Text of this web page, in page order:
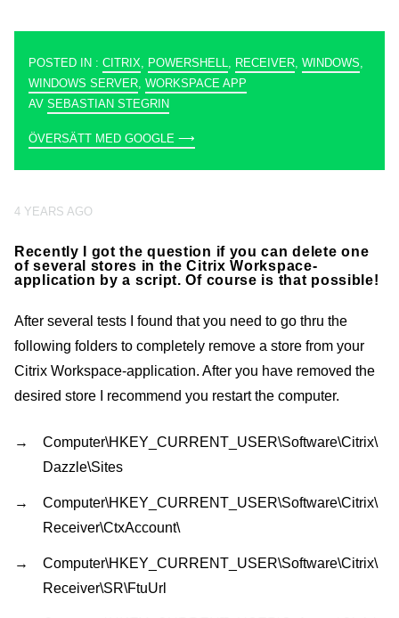
POSTED IN : CITRIX POWERSHELL RECEIVER WINDOWS
WINDOWS SERVER WORKSPACE APP
AV SEBASTIAN STEGRIN
ÖVERSÄTT MED GOOGLE ⟶
4 YEARS AGO
Recently I got the question if you can delete one
of several stores in the Citrix Workspace-
application by a script. Of course is that possible!
After several tests I found that you need to go thru the
following folders to completely remove a store from your
Citrix Workspace-application. After you have removed the
desired store I recommend you restart the computer.
Computer\HKEY_CURRENT_USER\Software\Citrix\
Dazzle\Sites
Computer\HKEY_CURRENT_USER\Software\Citrix\
Receiver\CtxAccount\
Computer\HKEY_CURRENT_USER\Software\Citrix\
Receiver\SR\FtuUrl